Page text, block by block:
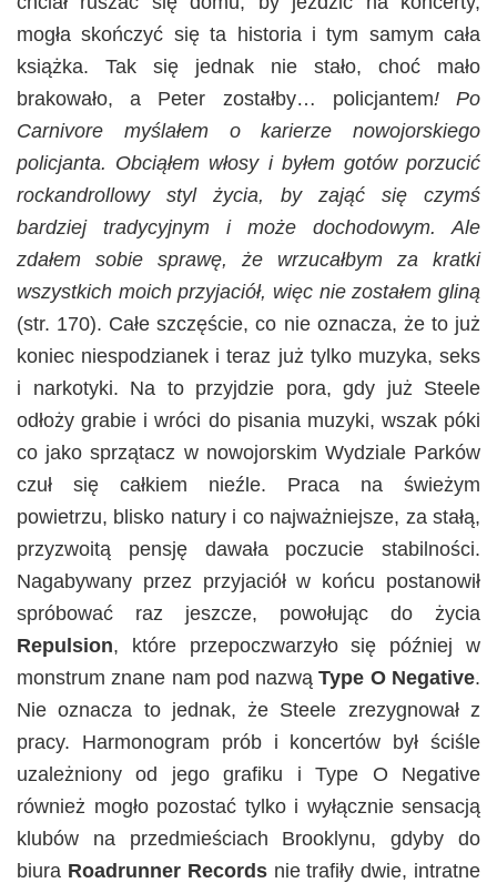
mogła skończyć się ta historia i tym samym cała
książka. Tak się jednak nie stało, choć mało
brakowało, a Peter zostałby… policjantem! Po
Carnivore myślałem o karierze nowojorskiego
policjanta. Obciąłem włosy i byłem gotów porzucić
rockandrollowy styl życia, by zająć się czymś
bardziej tradycyjnym i może dochodowym. Ale
zdałem sobie sprawę, że wrzucałbym za kratki
wszystkich moich przyjaciół, więc nie zostałem gliną
(str. 170). Całe szczęście, co nie oznacza, że to już
koniec niespodzianek i teraz już tylko muzyka, seks
i narkotyki. Na to przyjdzie pora, gdy już Steele
odłoży grabie i wróci do pisania muzyki, wszak póki
co jako sprzątacz w nowojorskim Wydziale Parków
czuł się całkiem nieźle. Praca na świeżym
powietrzu, blisko natury i co najważniejsze, za stałą,
przyzwoitą pensję dawała poczucie stabilności.
Nagabywany przez przyjaciół w końcu postanowił
spróbować raz jeszcze, powołując do życia
Repulsion, które przepoczwarzyło się później w
monstrum znane nam pod nazwąType O Negative.
Nie oznacza to jednak, że Steele zrezygnował z
pracy. Harmonogram prób i koncertów był ściśle
uzależniony od jego grafiku i Type O Negative
również mogło pozostać tylko i wyłącznie sensacją
klubów na przedmieściach Brooklynu, gdyby do
biura Roadrunner Recordsnie trafiły dwie, intratne